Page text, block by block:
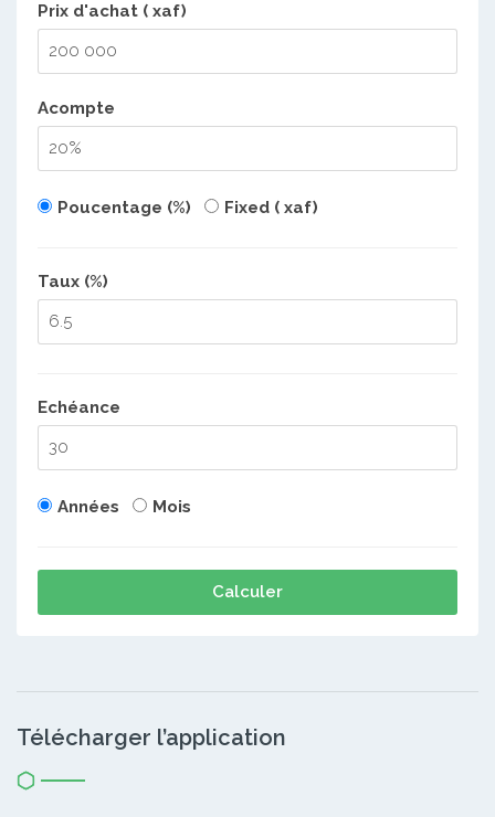
Prix d'achat ( xaf)
Acompte
Poucentage (%) Fixed ( xaf)
Taux (%)
Echéance
Années Mois
Calculer
Télécharger l’application